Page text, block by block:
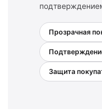
Прозрачная
Защита